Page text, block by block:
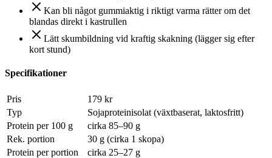
Kan bli något gummiaktig i riktigt varma rätter om det
blandas direkt i kastrullen
Lätt skumbildning vid kraftig skakning (lägger sig efter
kort stund)
Specifikationer
Pris
179 kr
Typ
Sojaproteinisolat (växtbaserat, laktosfritt)
Protein per 100 g
cirka 85–90 g
Rek. portion
30 g (cirka 1 skopa)
Protein per portion
cirka 25–27 g